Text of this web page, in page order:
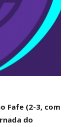
Fafe (2-3, com
do